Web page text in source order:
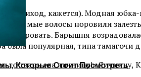
Которые Стоит Посмотреть
в обиход, кажется). Модная
прямые волосы норовили
Барышня
была популярная, типа тамагочи
то тварь ела яичницу!» Яичницу,